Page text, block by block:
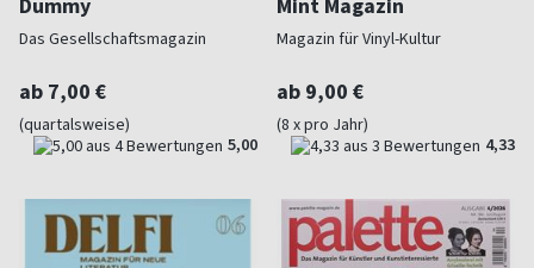
Dummy
Das Gesellschaftsmagazin
ab 7,00 €
(quartalsweise)
5,00
Mint Magazin
Magazin für Vinyl-Kultur
ab 9,00 €
(8 x pro Jahr)
4,33